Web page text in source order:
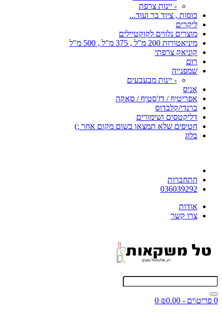
- יינות צרפת
כוסות , ציוד בר ועוד...
ליקרים
מוצרים נלווים לקוקטיילים
מיניאטורות 200 מ"ל , 375 מ"ל , 500 מ"ל
קוניאק צרפתי
רום
שמפנייה
- יינות מבעבעים
אניס
אפריטיף / דז'סטיף / סאקה
ברנדי/קלבדוס
דליקטסים ושימורים
חטיפים שלא תמצאו בשום מקום אחר ;)
בלוג
התחברות
036039292
אודות
צרו קשר
0 פריט\ים - ₪0.00
0